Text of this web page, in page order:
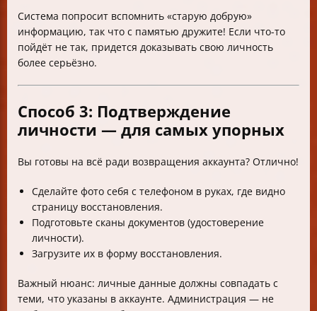
Система попросит вспомнить «старую добрую»
информацию, так что с памятью дружите! Если что-то
пойдёт не так, придется доказывать свою личность
более серьёзно.
Способ 3: Подтверждение
личности — для самых упорных
Вы готовы на всё ради возвращения аккаунта? Отлично!
Сделайте фото себя с телефоном в руках, где видно
страницу восстановления.
Подготовьте сканы документов (удостоверение
личности).
Загрузите их в форму восстановления.
Важный нюанс: личные данные должны совпадать с
теми, что указаны в аккаунте. Администрация — не